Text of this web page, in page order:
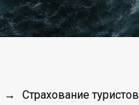
Страхование туристов